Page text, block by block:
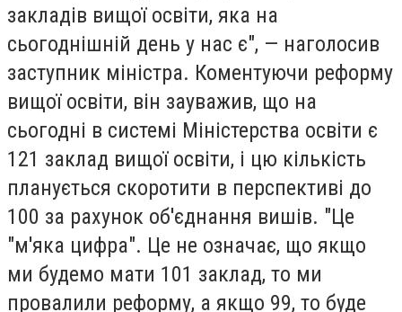
закладів вищої освіти, яка на
сьогоднішній день у нас є", — наголосив
заступник міністра. Коментуючи реформу
вищої освіти, він зауважив, що на
сьогодні в системі Міністерства освіти є
121 заклад вищої освіти, і цю кількість
планується скоротити в перспективі до
100 за рахунок об'єднання вишів. "Це
"м'яка цифра". Це не означає, що якщо
ми будемо мати 101 заклад, то ми
провалили реформу, а якщо 99, то буде